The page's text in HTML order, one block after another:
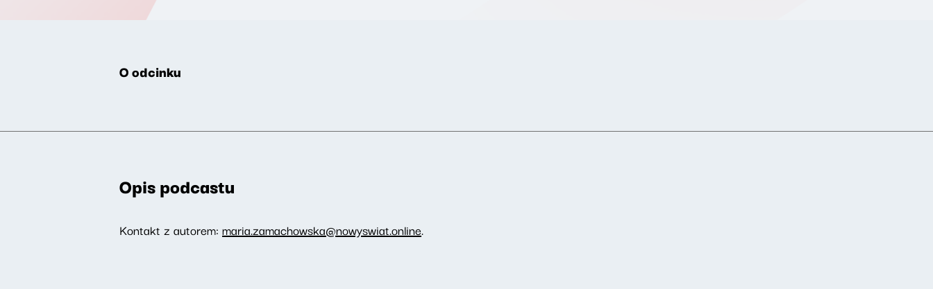
O odcinku
Opis podcastu
Kontakt z autorem: maria.zamachowska@nowyswiat.online.